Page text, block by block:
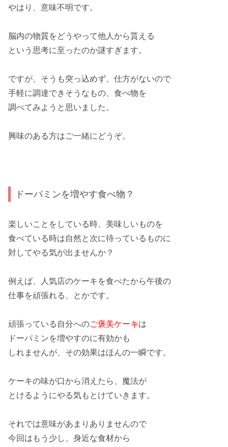
やはり、 意味不明です。
脳内の物質をどうやって他人から貰える
という思考に至ったのか謎すぎます。
ですが、そうも突っ込めず 、仕方がないので
手軽に調達できそうなもの、食べ物を
調べてみようと思いました 。
興味のある方はご一緒にどうぞ。
ドーパミンを増やす食べ物？
楽しいことをしている時、 美味しい ものを
食べている時は自然と 次に待っているものに
対してやる気が出ませんか？
例えば、 人気店のケーキ を食べたから午後の
仕事を頑張れる、とかです。
頑張っている自分へのご褒美ケーキは
ドーパミンを増やすのに有効かも
しれませんが、その効果はほんの一瞬です。
ケーキの味が口から消えたら 魔法が
とける ようにやる気も とけていきます。
それでは意味があまり ありませんので
今回はもう少し、 身近な食材から